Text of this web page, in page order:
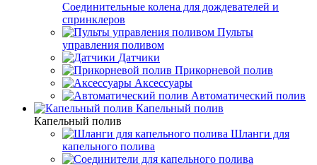
Соединительные колена для дождевателей и
спринклеров
Пульты
управления поливом
Датчики
Прикорневой полив
Аксессуары
Автоматический полив
Капельный полив
Капельный полив
Шланги для
капельного полива